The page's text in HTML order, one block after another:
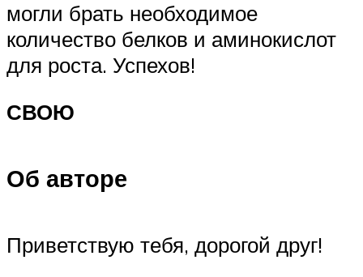
могли брать необходимое
количество белков и аминокислот
для роста. Успехов!
СВОЮ
Об авторе
Приветствую тебя, дорогой друг!